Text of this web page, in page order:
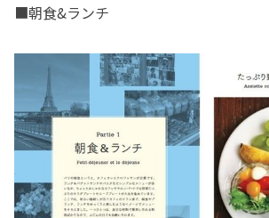
■朝食&ランチ